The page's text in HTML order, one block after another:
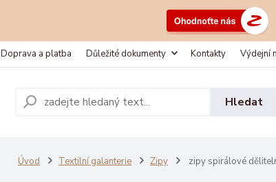
Doprava a platba Důležité dokumenty Kontakty Výdejní
Hledat
Úvod Textilní galanterie Zipy zipy spirálové